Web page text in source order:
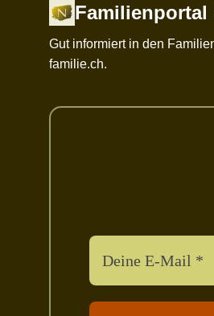
Familienportal
Gut informiert in den
familie.ch.